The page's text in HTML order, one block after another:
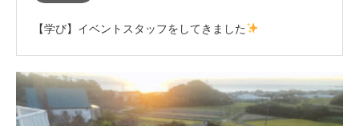
【学び】イベントスタッフをしてきました